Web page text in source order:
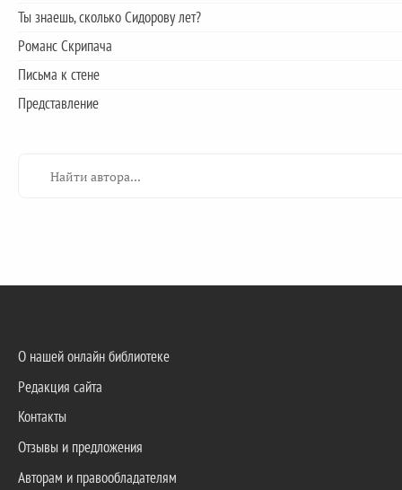
Ты знаешь, сколько Сидорову лет?
Романс Скрипача
Письма к стене
Представление
О нашей онлайн библиотеке
Редакция сайта
Контакты
Отзывы и предложения
Авторам и правообладателям